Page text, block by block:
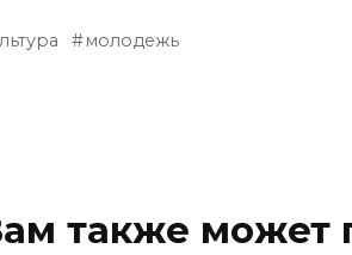
молодежь
также может